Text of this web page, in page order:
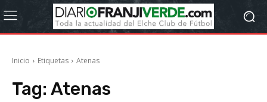
Inicio Etiquetas Atenas
Tag: Atenas